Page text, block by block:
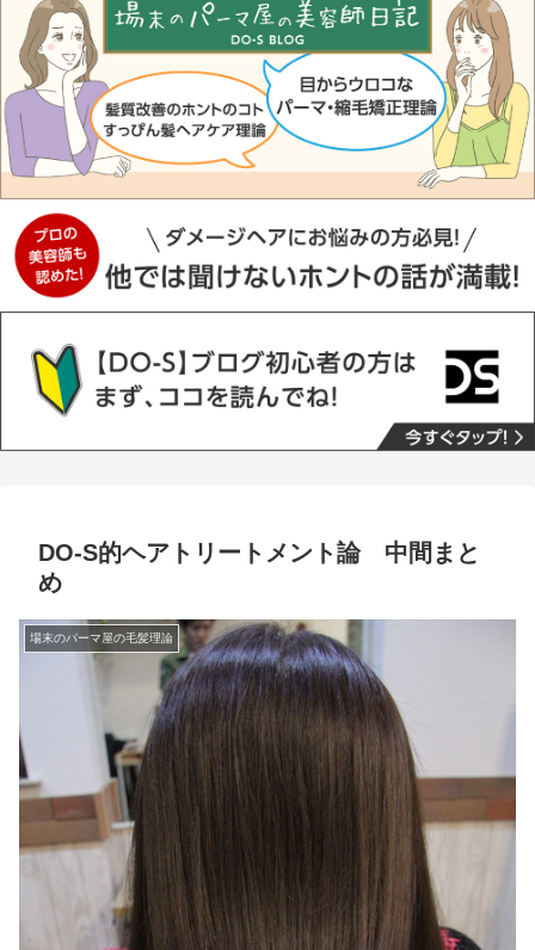
DO-S的ヘアトリートメント論 中間まと
め
場末のパーマ屋の毛髪理論